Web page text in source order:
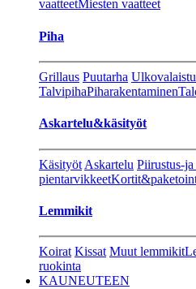
vaatteetMiesten vaatteet
Piha
Grillaus Puutarha
TalvipihaPiharakentaminen
Askartelu&käsityöt
Käsityöt Askartelu Piirustus-
pientarvikkeet
Lemmikit
Koirat Kissat Muut lemmikit
ruokinta
KAUNEUTEEN